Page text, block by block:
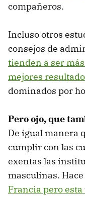
compañeros.
Incluso otros
consejos de
tienden a ser
mejores
dominados por
Pero ojo, que
De igual manera
cumplir con las
exentas las
masculinas.
Francia pero